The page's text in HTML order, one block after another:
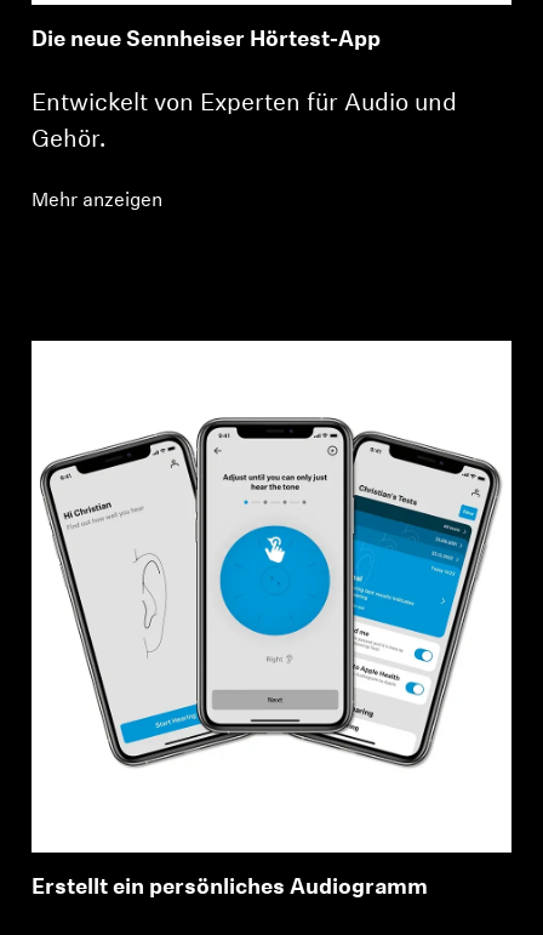
Die neue Sennheiser Hörtest-App
Entwickelt von Experten für Audio und
Gehör.
Mehr anzeigen
Erstellt ein persönliches Audiogramm